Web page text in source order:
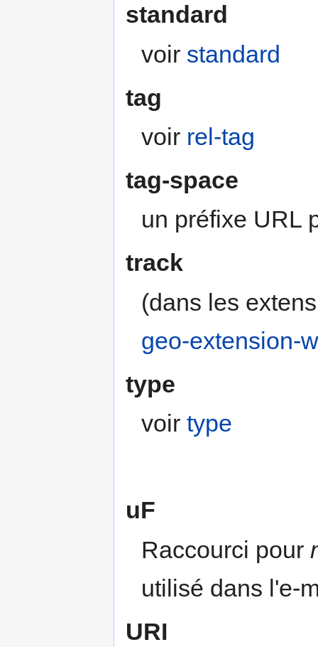
standard
voir standard
tag
voir rel-tag
tag-space
un préfixe URL
track
(dans les
geo-extension-
type
voirtype
uF
Raccourci pour
utilisé dans l'e-
URI